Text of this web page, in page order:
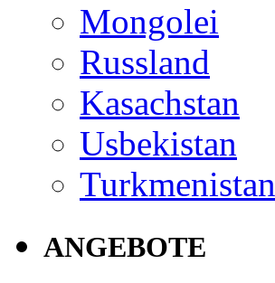
Mongolei
Russland
Kasachstan
Usbekistan
Turkmenistan
ANGEBOTE